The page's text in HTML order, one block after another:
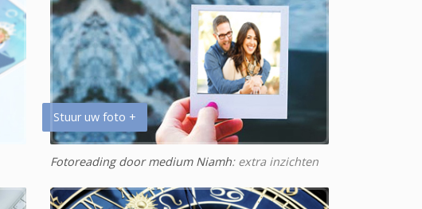
Stuur uw foto +
Fotoreading door medium Niamh: extra inzichten